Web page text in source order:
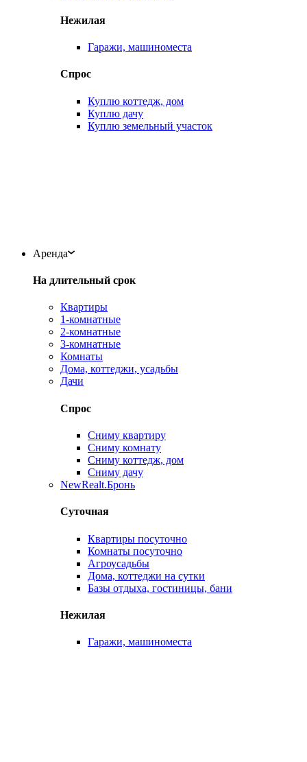
Нежилая
Гаражи, машиноместа
Спрос
Куплю коттедж, дом
Куплю дачу
Куплю земельный участок
Аренда
На длительный срок
Квартиры
1-комнатные
2-комнатные
3-комнатные
Комнаты
Дома, коттеджи, усадьбы
Дачи
Спрос
Сниму квартиру
Сниму комнату
Сниму коттедж, дом
Сниму дачу
NewRealt.Бронь
Суточная
Квартиры посуточно
Комнаты посуточно
Агроусадьбы
Дома, коттеджи на сутки
Базы отдыха, гостиницы, бани
Нежилая
Гаражи, машиноместа